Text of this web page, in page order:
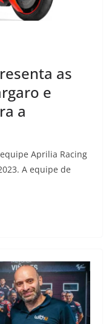
as
e
a
Aprilia Racing
A equipe de